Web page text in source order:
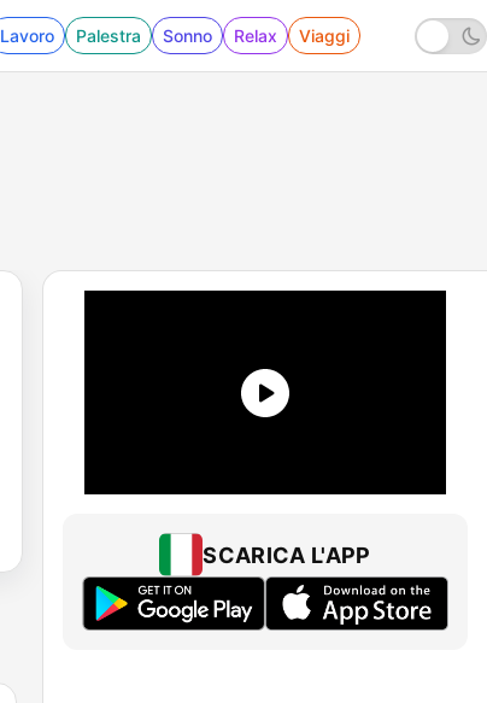
Lavoro Palestra Sonno Relax Viaggi
SCARICA L'APP